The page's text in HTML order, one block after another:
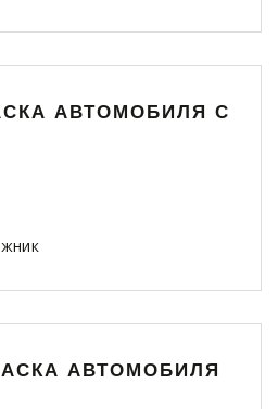
АВТОМОБИЛЯ С
АВТОМОБИЛЯ